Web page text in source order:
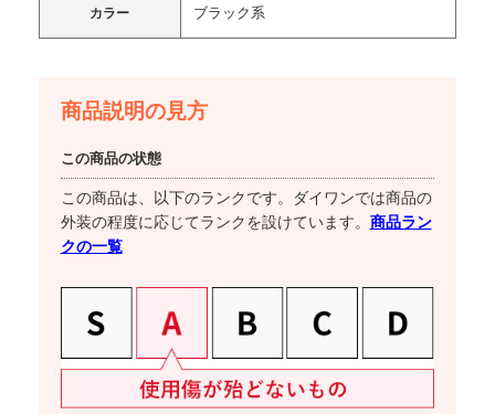
カラー ブラック系
商品説明の見方
この商品の状態
この商品は、以下のランクです。ダイワンでは商品の
外装の程度に応じてランクを設けています。 商品ラン
クの一覧